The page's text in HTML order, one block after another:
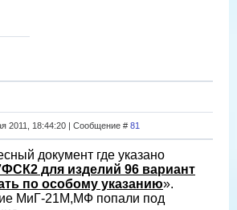
2011, 18:44:20 | Сообщение # 81
документ где указано
для изделий 96 вариант
по особому указанию».
МиГ-21М,МФ попали под